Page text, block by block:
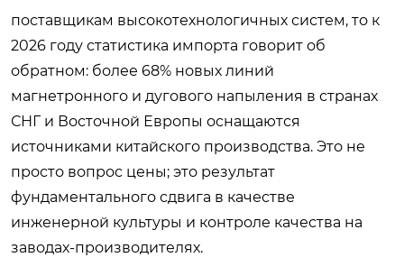
поставщикам высокотехнологичных систем, то к
2026 году статистика импорта говорит об
обратном: более 68% новых линий
магнетронного и дугового напыления в странах
СНГ и Восточной Европы оснащаются
источниками китайского производства. Это не
просто вопрос цены; это результат
фундаментального сдвига в качестве
инженерной культуры и контроле качества на
заводах-производителях.